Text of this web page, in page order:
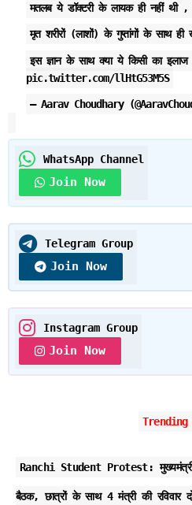
मतलब ये डॉक्टरी के लायक ही नहीं थी ,
मृत शरीरों (लाशों) के गुप्तांगों के साथ ही
इस ज्ञान के साथ क्या ये किसी का
pic.twitter.com/llHtG53M5S
— Aarav Choudhary
WhatsApp Channel
Join Now
Telegram Group
Join Now
Instagram Group
Join Now
Trending
Ranchi Student Protest:
बैठक, छात्रों के साथ 4 मंत्री की रविवार